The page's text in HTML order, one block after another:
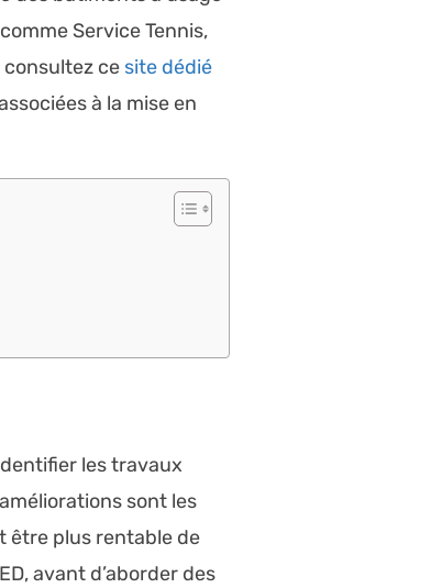
Service Tennis,
ce site dédié
à la mise en
les travaux
sont les
être plus rentable de
avant d’aborder des